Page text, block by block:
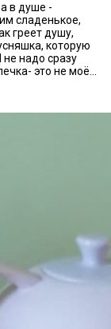
в душе -
сладенькое,
греет душу,
которую
надо сразу
это не моё...